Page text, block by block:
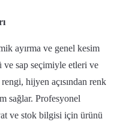
ayırma ve genel kesim
sap seçimiyle etleri ve
hijyen açısından renk
sağlar. Profesyonel
ve stok bilgisi için ürünü